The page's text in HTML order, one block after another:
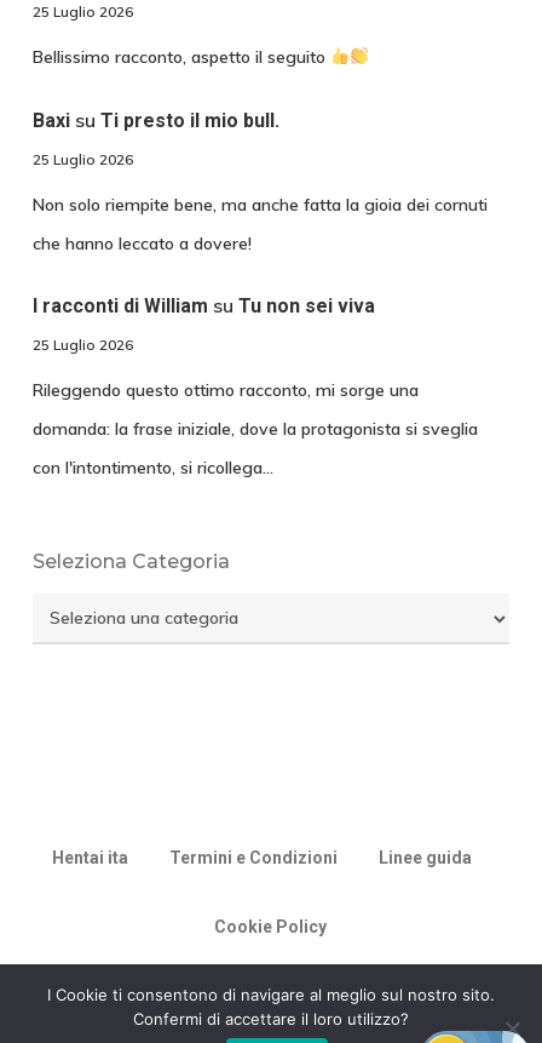
25 Luglio 2026
Bellissimo racconto, aspetto il seguito
Baxisu Ti presto il mio bull.
25 Luglio 2026
Non solo riempite bene, ma anche fatta la gioia dei cornuti
che hanno leccato a dovere!
I racconti di William su Tu non sei viva
25 Luglio 2026
Rileggendo questo ottimo racconto, mi sorge una
domanda: la frase iniziale, dove la protagonista si sveglia
con l'intontimento, si ricollega…
Seleziona Categoria
Seleziona
Categoria
Hentai ita Termini e Condizioni Linee guida
Cookie Policy
© 2026 Racconti di Milù.
I Cookie ti consentono di navigare al meglio sul nostro sito.
Confermi di accettare il loro utilizzo?